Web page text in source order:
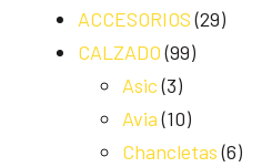
ACCESORIOS (29)
CALZADO (99)
Asic (3)
Avia (10)
Chancletas (6)